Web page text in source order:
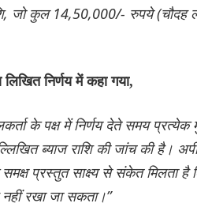
जो कुल 14,50,000/- रुपये (चौदह
लिखित निर्णय में कहा गया,
के पक्ष में निर्णय देते समय प्रत्येक
ब्याज राशि की जांच की है।
समक्ष प्रस्तुत साक्ष्य से संकेत मिलता
रखा जा सकता।”